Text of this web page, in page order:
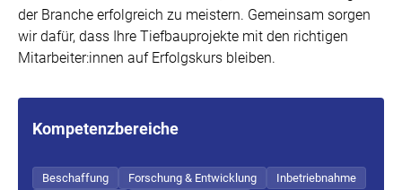
der Branche erfolgreich zu meistern. Gemeinsam sorgen
wir dafür, dass Ihre Tiefbauprojekte mit den richtigen
Mitarbeiter:innen auf Erfolgskurs bleiben.
Kompetenzbereiche
Beschaffung Forschung & Entwicklung
Inbetriebnahme